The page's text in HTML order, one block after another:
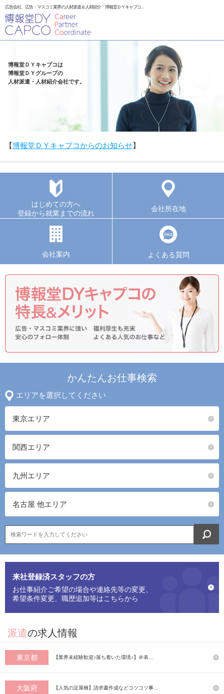
広告会社、広告・マスコミ業界の人材派遣＆人材紹介「博報堂ＤＹキャプコ」
博報堂ＤＹキャプコは
博報堂ＤＹグループの
人材派遣・人材紹介会社です。
【博報堂ＤＹキャプコからのお知らせ】
はじめての方へ
登録から就業までの流れ
会社所在地
会社案内 よくある質問
かんたんお仕事検索
エリアを選択してください
東京エリア
関西エリア
九州エリア
名古屋 他エリア
来社登録済スタッフの方
お仕事紹介ご希望の場合や連絡先等の変更、
希望条件変更、職歴追加等はこちらから
派遣の求人情報
東京都 【業界未経験歓迎♪落ち着いた環境♪】＠表…
大阪府 【人気の淀屋橋】請求書作成などコツコツ事…